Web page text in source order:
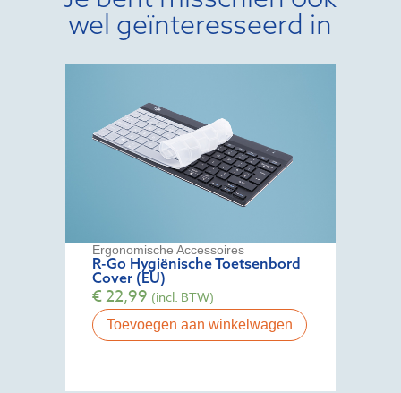
wel geïnteresseerd in
Ergonomische Accessoires
R-Go Hygiënische Toetsenbord
Cover (EU)
€22,99 (incl. BTW)
Toevoegen aan winkelwagen